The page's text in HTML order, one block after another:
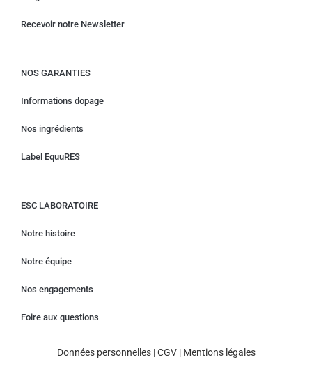
Recevoir notre Newsletter
NOS GARANTIES
Informations dopage
Nos ingrédients
Label EquuRES
ESC LABORATOIRE
Notre histoire
Notre équipe
Nos engagements
Foire aux questions
Données personnelles|CGV| Mentions légales